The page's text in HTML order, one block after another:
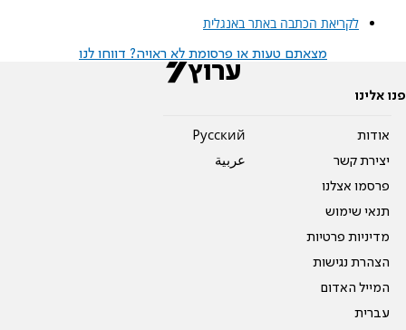
לקריאת הכתבה באתר באנגלית
מצאתם טעות או פרסומת לא ראויה? דווחו לנו
פנו אלינו
אודות
יצירת קשר
פרסמו אצלנו
תנאי שימוש
מדיניות פרטיות
הצהרת נגישות
המייל האדום
עברית
Pусский
عربية